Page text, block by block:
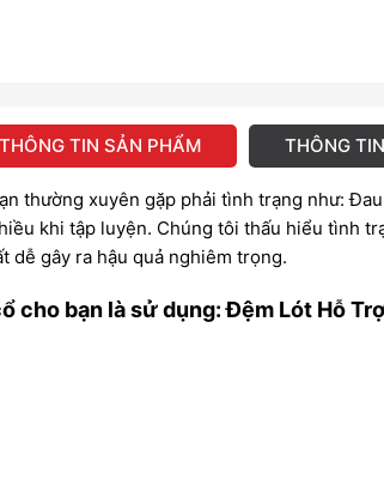
THÔNG TIN SẢN PHẨM THÔNG
thường xuyên gặp phải tình trạng như:
khi tập luyện. Chúng tôi thấu hiểu tình
dễ gây ra hậu quả nghiêm trọng.
cho bạn là sử dụng: Đệm Lót Hỗ